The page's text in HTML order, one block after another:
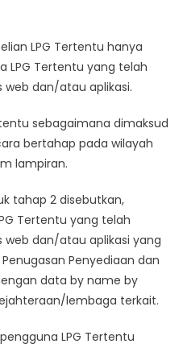
LPG Tertentu hanya
LPG Tertentu yang telah
dan/atau aplikasi.
sebagaimana dimaksud
bertahap pada wilayah
lampiran.
tahap 2 disebutkan,
Tertentu yang telah
dan/atau aplikasi yang
Penyediaan dan
data by name by
lembaga terkait.
LPG Tertentu